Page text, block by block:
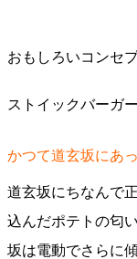
おもしろいコンセ
ストイックバーガ
かつて道玄坂にあ
道玄坂にちなんで
込んだポテトの匂
坂は電動でさらに